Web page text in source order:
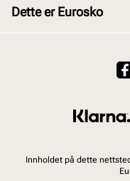
Kjøpsbetingelser
Brukervilkår for nettstedet
Ofte stilte spørsmål
Dette er Eurosko
Innholdet på dette